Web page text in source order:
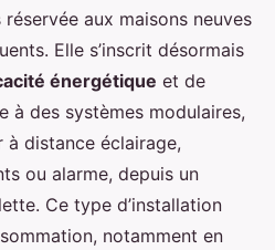
aux maisons neuves
Elle s’inscrit désormais
énergétique et de
à des systèmes modulaires,
distance éclairage,
ou alarme, depuis un
Ce type d’installation
notamment en